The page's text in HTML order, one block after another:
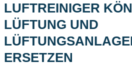
LUFTREINIGER
LÜFTUNG UND
ERSETZEN